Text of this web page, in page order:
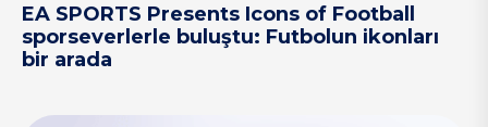
EA SPORTS Presents Icons of Football
sporseverlerle buluştu: Futbolun ikonları
bir arada